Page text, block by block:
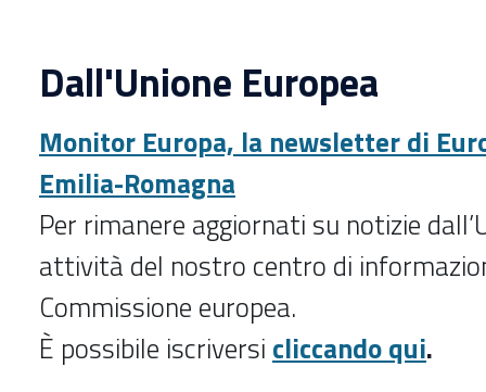
Dall'Unione Europea
Monitor Europa, la newsletter di
Emilia-Romagna
Per rimanere aggiornati su notizie
attività del nostro centro di
Commissione europea.
È possibile iscriversi cliccando qui.